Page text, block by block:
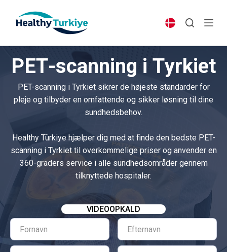
p
o
o
e
n
PET-scanning i Tyrkiet
PET-scanning i Tyrkiet sikrer de højeste standarder for
pleje og tilbyder en omfattende og sikker løsning til dine
sundhedsbehov.
Healthy Türkiye hjælper dig med at finde den bedste PET-
scanning i Tyrkiet til overkommelige priser og anvender en
360-graders service i alle sundhedsområder gennem
tilknyttede hospitaler.
VIDEOOPKALD